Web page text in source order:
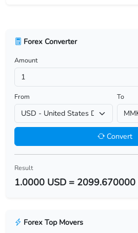
USD/BSD
USD/BWP
USD/BZD
USD/CDF
Forex Converter
Amount
From To
Convert
Result
1.0000 USD = 2099.670000
Forex Top Movers